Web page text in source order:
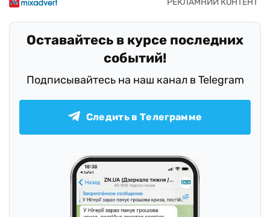
Оставайтесь в курсе последних
событий!
Подписывайтесь на наш канал в Telegram
Следить в Телеграмме